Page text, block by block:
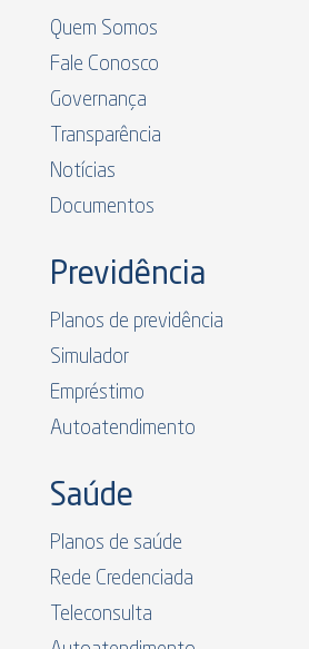
Quem Somos
Fale Conosco
Governança
Transparência
Notícias
Documentos
Previdência
Planos de previdência
Simulador
Empréstimo
Autoatendimento
Saúde
Planos de saúde
Rede Credenciada
Teleconsulta